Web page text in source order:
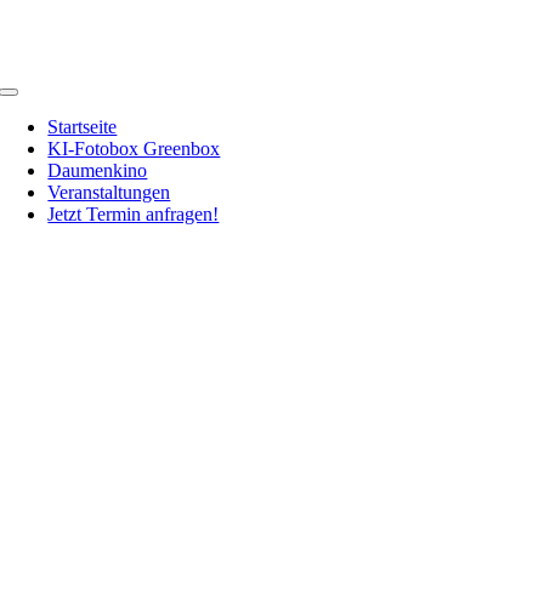
Toggle
NavigationStartseite
KI-Fotobox Greenbox
Daumenkino
Veranstaltungen
Jetzt Termin anfragen!